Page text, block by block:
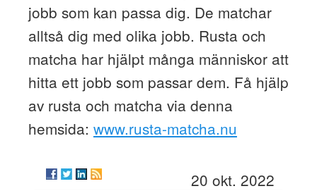
jobb som kan passa dig. De matchar
alltså dig med olika jobb. Rusta och
matcha har hjälpt många människor att
hitta ett jobb som passar dem. Få hjälp
av rusta och matcha via denna
hemsida: www.rusta-matcha.nu
20 okt. 2022